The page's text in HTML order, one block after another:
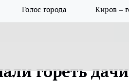
Голос города Киров –
гореть дачи